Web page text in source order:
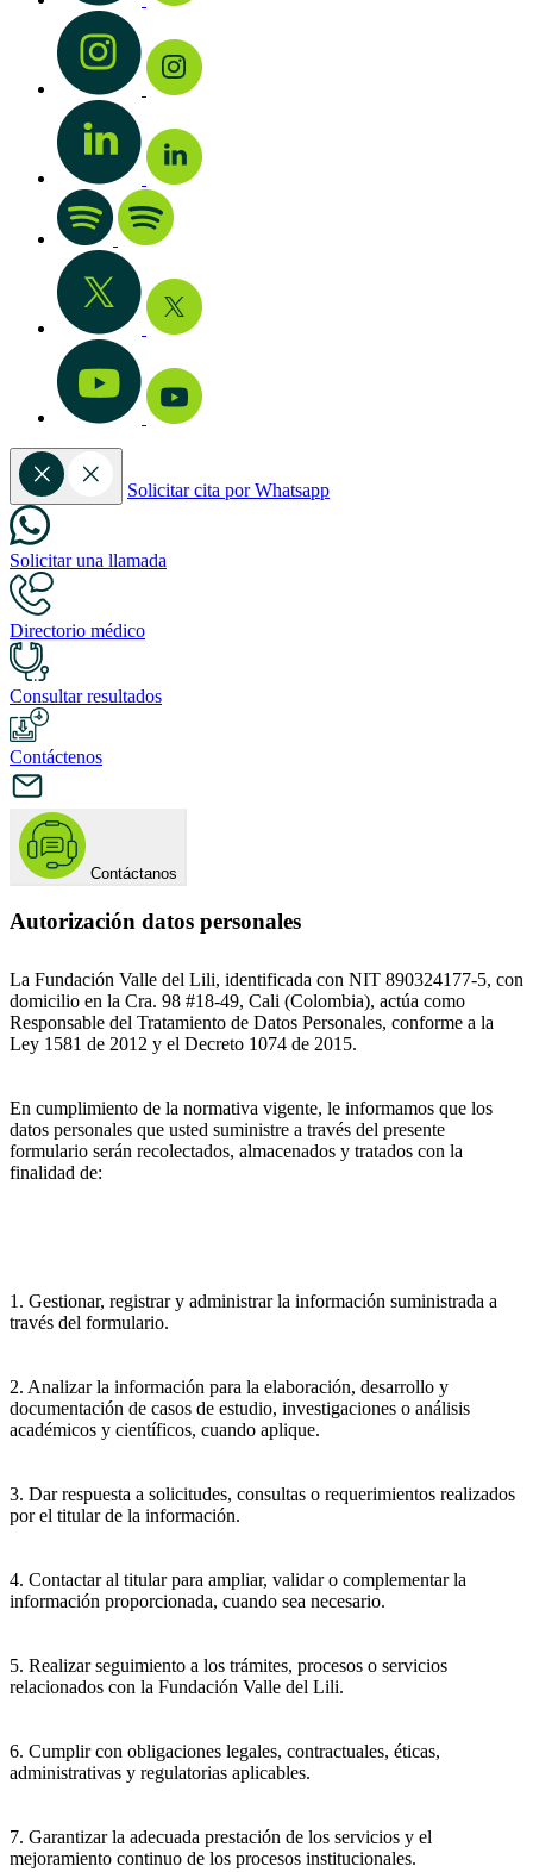
Solicitar cita por Whatsapp
Solicitar una llamada
Directorio médico
Consultar resultados
Contáctenos
Contáctanos
Autorización datos personales
La Fundación Valle del Lili, identificada con NIT 890324177-5, con
domicilio en la Cra. 98 #18-49, Cali (Colombia), actúa como
Responsable del Tratamiento de Datos Personales, conforme a la
Ley 1581 de 2012 y el Decreto 1074 de 2015.
En cumplimiento de la normativa vigente, le informamos que los
datos personales que usted suministre a través del presente
formulario serán recolectados, almacenados y tratados con la
finalidad de:
1. Gestionar, registrar y administrar la información suministrada a
través del formulario.
2. Analizar la información para la elaboración, desarrollo y
documentación de casos de estudio, investigaciones o análisis
académicos y científicos, cuando aplique.
3. Dar respuesta a solicitudes, consultas o requerimientos realizados
por el titular de la información.
4. Contactar al titular para ampliar, validar o complementar la
información proporcionada, cuando sea necesario.
5. Realizar seguimiento a los trámites, procesos o servicios
relacionados con la Fundación Valle del Lili.
6. Cumplir con obligaciones legales, contractuales, éticas,
administrativas y regulatorias aplicables.
7. Garantizar la adecuada prestación de los servicios y el
mejoramiento continuo de los procesos institucionales.